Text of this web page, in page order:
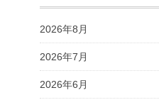
2026年8月
2026年7月
2026年6月